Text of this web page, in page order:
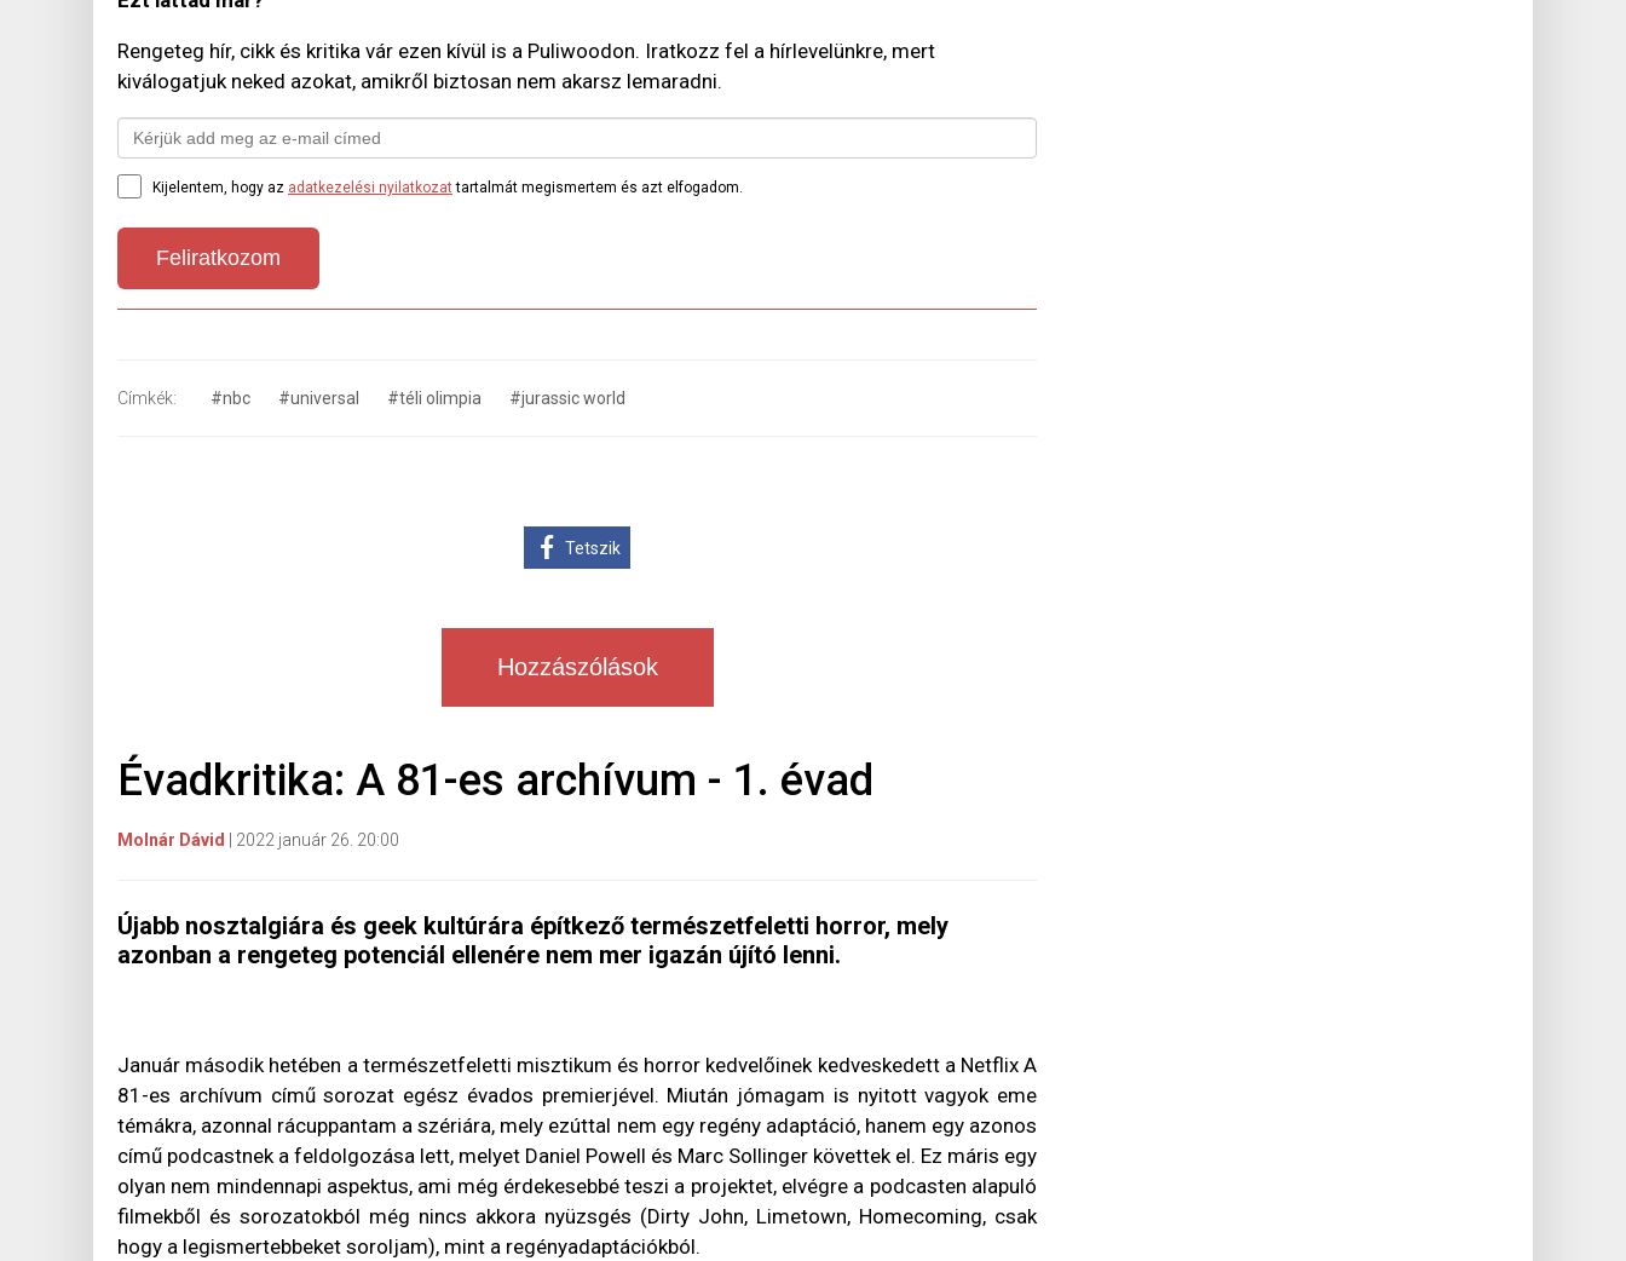
Rengeteg hír, cikk és kritika vár ezen kívül is a Puliwoodon. Iratkozz fel a hírlevelünkre, mert
kiválogatjuk neked azokat, amikről biztosan nem akarsz lemaradni.
Kijelentem, hogy az adatkezelési nyilatkozattartalmát megismertem és azt elfogadom.
Feliratkozom
Címkék: #nbc #universal #téli olimpia #jurassic world
Tetszik
Hozzászólások
Évadkritika: A 81-es archívum - 1. évad
Molnár Dávid 2022 január 26. 20:00
Újabb nosztalgiára és geek kultúrára építkező természetfeletti horror, mely
azonban a rengeteg potenciál ellenére nem mer igazán újító lenni.
Január második hetében a természetfeletti misztikum és horror kedvelőinek kedveskedett a Netflix A
81-es archívum című sorozat egész évados premierjével. Miután jómagam is nyitott vagyok eme
témákra, azonnal rácuppantam a szériára, mely ezúttal nem egy regény adaptáció, hanem egy azonos
című podcastnek a feldolgozása lett, melyet Daniel Powell és Marc Sollinger követtek el. Ez máris egy
olyan nem mindennapi aspektus, ami még érdekesebbé teszi a projektet, elvégre a podcasten alapuló
filmekből és sorozatokból még nincs akkora nyüzsgés (Dirty John, Limetown, Homecoming, csak
hogy a legismertebbeket soroljam), mint a regényadaptációkból.